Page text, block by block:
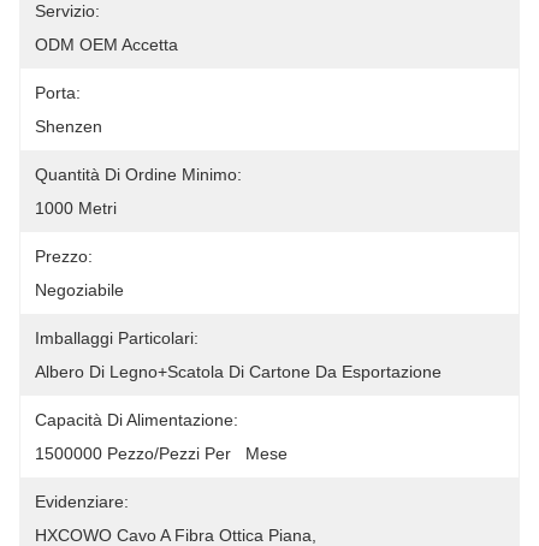
Servizio:
ODM OEM Accetta
Porta:
Shenzen
Quantità Di Ordine Minimo:
1000 Metri
Prezzo:
Negoziabile
Imballaggi Particolari:
Albero Di Legno+scatola Di Cartone Da Esportazione
Capacità Di Alimentazione:
1500000 Pezzo/pezzi Per   Mese
Evidenziare:
HXCOWO Cavo A Fibra Ottica Piana